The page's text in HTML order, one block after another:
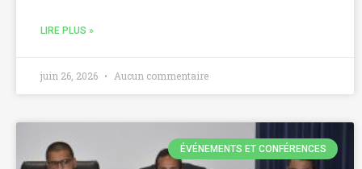
LIRE PLUS »
juin 26, 2026 Aucun commentaire
ÉVÉNEMENTS ET CONFÉRENCES